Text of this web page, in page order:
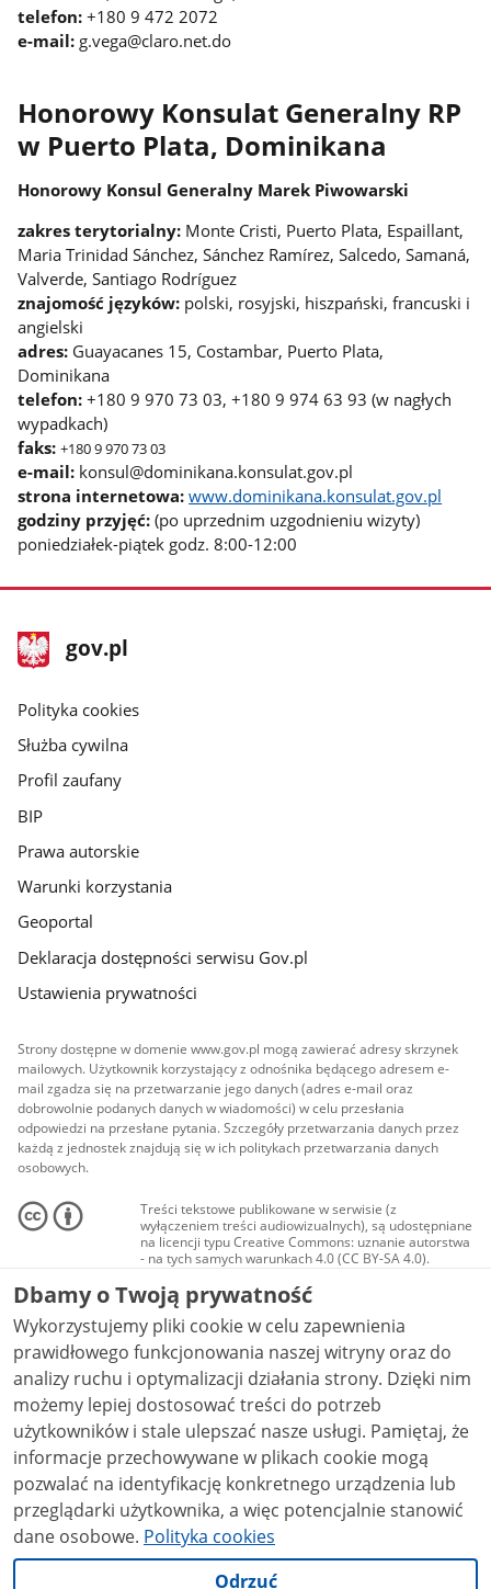
telefon: +180 9 472 2072
e-mail: g.vega@claro.net.do
Honorowy Konsulat Generalny RP
w Puerto Plata, Dominikana
Honorowy Konsul Generalny Marek Piwowarski
zakres terytorialny: Mon­te Cri­sti, Puer­to Pla­ta, Espa­il­lant,
Maria Tri­ni­dad Sán­chez, Sán­chez Ramírez, Sal­ce­do, Sama­ná,
Valver­de, San­tia­go Rodrígu­ez
znajomość języków: polski, rosyjski, hiszpański, francuski i
angielski
adres: Guayacanes 15, Costambar, Puerto Plata,
Dominikana
telefon: +180 9 970 73 03, +180 9 974 63 93 (w nagłych
wypadkach)
faks: +180 9 970 73 03
e-mail: konsul@dominikana.konsulat.gov.pl
strona internetowa: www.dominikana.konsulat.gov.pl
godziny przyjęć:(po uprzednim uzgodnieniu wizyty)
poniedziałek-piątek godz. 8:00-12:00
stopka
gov.pl
Strona
gov.pl
gov.pl
Polityka cookies
Służba cywilna
Profil zaufany
BIP
Prawa autorskie
Warunki korzystania
Geoportal
Deklaracja dostępności serwisu Gov.pl
Ustawienia prywatności
Strony dostępne w domenie www.gov.pl mogą zawierać adresy skrzynek
mailowych. Użytkownik korzystający z odnośnika będącego adresem e-
mail zgadza się na przetwarzanie jego danych (adres e-mail oraz
dobrowolnie podanych danych w wiadomości) w celu przesłania
odpowiedzi na przesłane pytania. Szczegóły przetwarzania danych przez
każdą z jednostek znajdują się w ich politykach przetwarzania danych
osobowych.
Treści tekstowe publikowane w serwisie (z
wyłączeniem treści audiowizualnych), są udostępniane
na licencji typu Creative Commons: uznanie autorstwa
- na tych samych warunkach 4.0 (CC BY-SA 4.0).
Materiały audiowizualne, w tym zdjęcia, materiały
audio i wideo, są udostępniane na licencji typu
Creative Commons: uznanie autorstwa użycie
niekomercyjne - bez utworów zależnych 4.0 (CC BY-
NC-ND 4.0), o ile nie jest to stwierdzone inaczej.
Dbamy o Twoją prywatność
Wykorzystujemy pliki cookie w celu zapewnienia
prawidłowego funkcjonowania naszej witryny oraz do
analizy ruchu i optymalizacji działania strony. Dzięki nim
możemy lepiej dostosować treści do potrzeb
użytkowników i stale ulepszać nasze usługi. Pamiętaj, że
informacje przechowywane w plikach cookie mogą
pozwalać na identyfikację konkretnego urządzenia lub
przeglądarki użytkownika, a więc potencjalnie stanowić
dane osobowe. Polityka cookies
Odrzuć